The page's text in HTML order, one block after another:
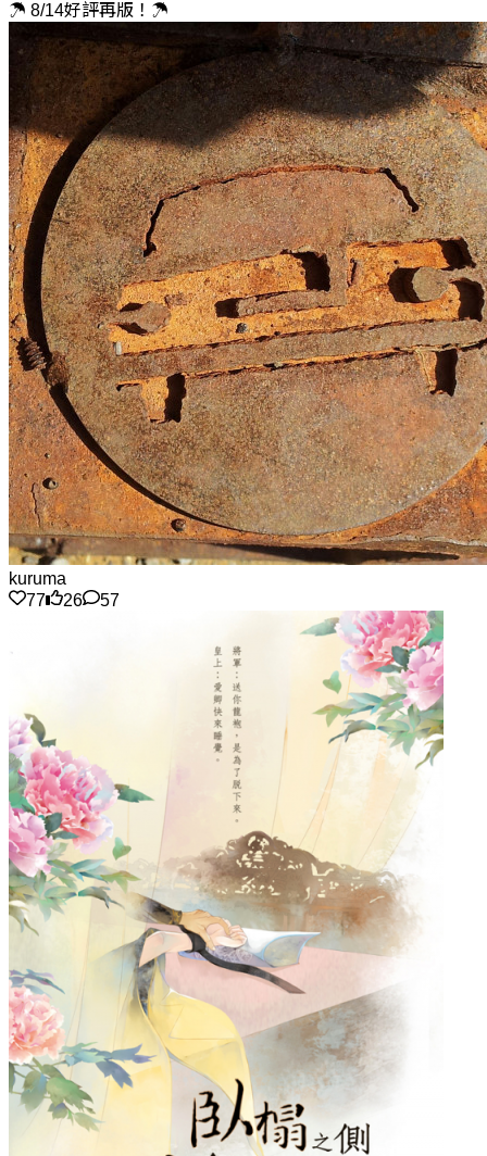
☂ 8/14好評再版！☂
kuruma
77
26 57